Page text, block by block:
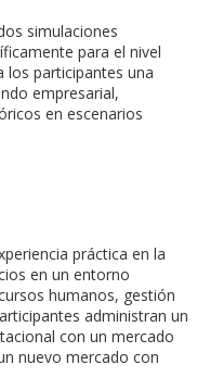
simulaciones
para el nivel
los participantes una
empresarial,
en escenarios
práctica en la
en un entorno
humanos, gestión
administran un
con un mercado
nuevo mercado con